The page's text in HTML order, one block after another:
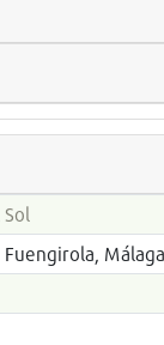
Málaga